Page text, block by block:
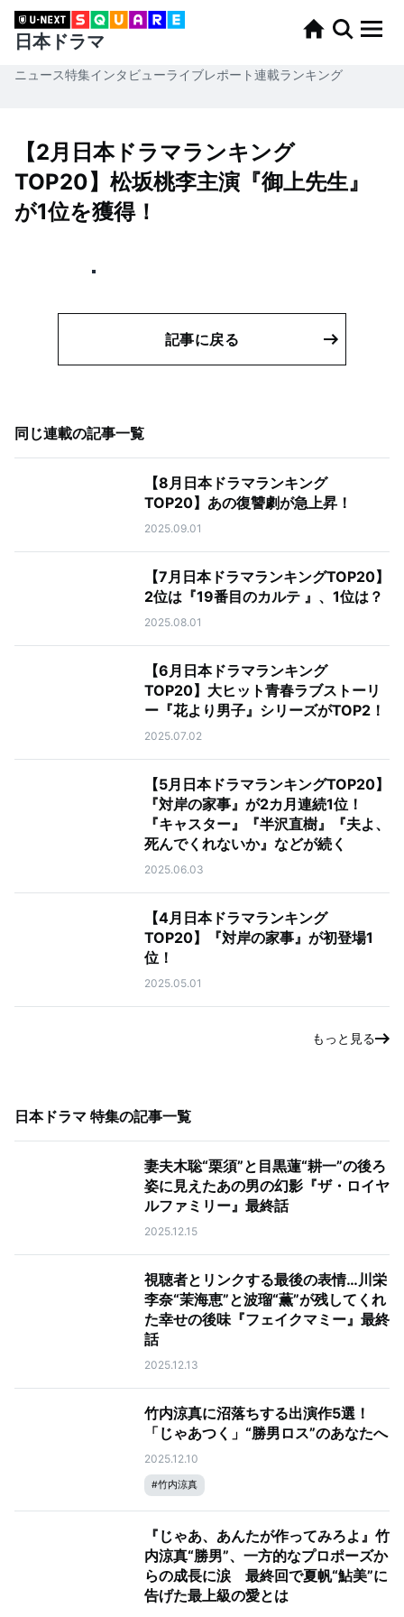
日本ドラマ
ニュース特集インタビューライブレポート連載ランキング
【2月日本ドラマランキング
TOP20】松坂桃李主演『御上先生』
が1位を獲得！
記事に戻る
同じ連載の記事一覧
【8月日本ドラマランキング
TOP20】あの復讐劇が急上昇！
2025.09.01
【7月日本ドラマランキングTOP20】
2位は『19番目のカルテ 』、1位は？
2025.08.01
【6月日本ドラマランキング
TOP20】大ヒット青春ラブストーリ
ー『花より男子』シリーズがTOP2！
2025.07.02
【5月日本ドラマランキングTOP20】
『対岸の家事』が2カ月連続1位！
『キャスター』『半沢直樹』『夫よ、
死んでくれないか』などが続く
2025.06.03
【4月日本ドラマランキング
TOP20】『対岸の家事』が初登場1
位！
2025.05.01
もっと見る
日本ドラマ 特集の記事一覧
妻夫木聡“栗須”と目黒蓮“耕一”の後ろ
姿に見えたあの男の幻影『ザ・ロイヤ
ルファミリー』最終話
2025.12.15
視聴者とリンクする最後の表情…川栄
李奈“茉海恵”と波瑠“薫”が残してくれ
た幸せの後味『フェイクマミー』最終
話
2025.12.13
竹内涼真に沼落ちする出演作5選！
「じゃあつく」“勝男ロス”のあなたへ
2025.12.10
#竹内涼真
『じゃあ、あんたが作ってみろよ』竹
内涼真“勝男”、一方的なプロポーズか
らの成長に涙 最終回で夏帆“鮎美”に
告げた最上級の愛とは